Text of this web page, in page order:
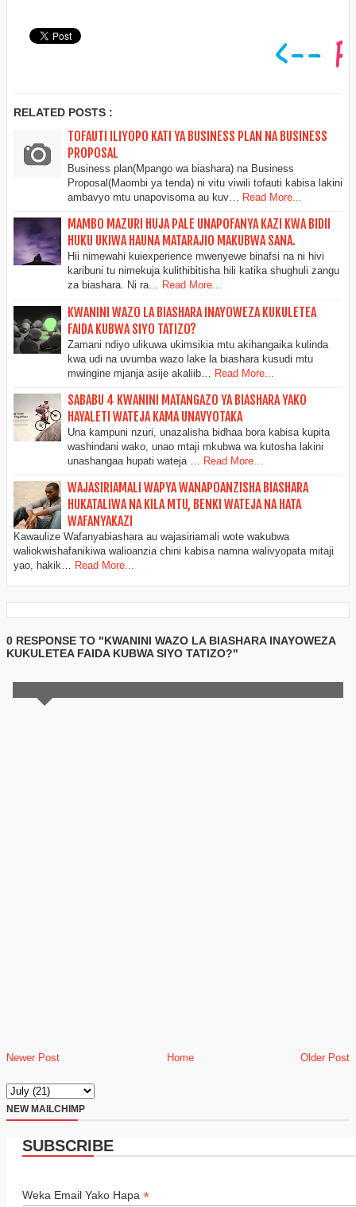
RELATED POSTS :
TOFAUTI ILIYOPO KATI YA BUSINESS PLAN NA BUSINESS
PROPOSAL
Business plan(Mpango wa biashara) na Business
Proposal(Maombi ya tenda) ni vitu viwili tofauti kabisa lakini
ambavyo mtu unapovisoma au kuv… Read More...
MAMBO MAZURI HUJA PALE UNAPOFANYA KAZI KWA BIDII
HUKU UKIWA HAUNA MATARAJIO MAKUBWA SANA.
Hii nimewahi kuiexperience mwenyewe binafsi na ni hivi
karibuni tu nimekuja kulithibitisha hili katika shughuli zangu
za biashara. Ni ra… Read More...
KWANINI WAZO LA BIASHARA INAYOWEZA KUKULETEA
FAIDA KUBWA SIYO TATIZO?
Zamani ndiyo ulikuwa ukimsikia mtu akihangaika kulinda
kwa udi na uvumba wazo lake la biashara kusudi mtu
mwingine mjanja asije akaliib…
Read More...
SABABU 4 KWANINI MATANGAZO YA BIASHARA YAKO
HAYALETI WATEJA KAMA UNAVYOTAKA
Una kampuni nzuri, unazalisha bidhaa bora kabisa kupita
washindani wako, unao mtaji mkubwa wa kutosha lakini
unashangaa hupati wateja …
Read More...
WAJASIRIAMALI WAPYA WANAPOANZISHA BIASHARA
HUKATALIWA NA KILA MTU, BENKI WATEJA NA HATA
WAFANYAKAZI
Kawaulize Wafanyabiashara au wajasiriamali wote wakubwa
waliokwishafanikiwa walioanzia chini kabisa namna walivyopata mitaji
yao, hakik… Read More...
0 RESPONSE TO "KWANINI WAZO LA BIASHARA INAYOWEZA
KUKULETEA FAIDA KUBWA SIYO TATIZO?"
Newer Post Older Post
Home
NEW MAILCHIMP
SUBSCRIBE
Weka Email Yako Hapa *